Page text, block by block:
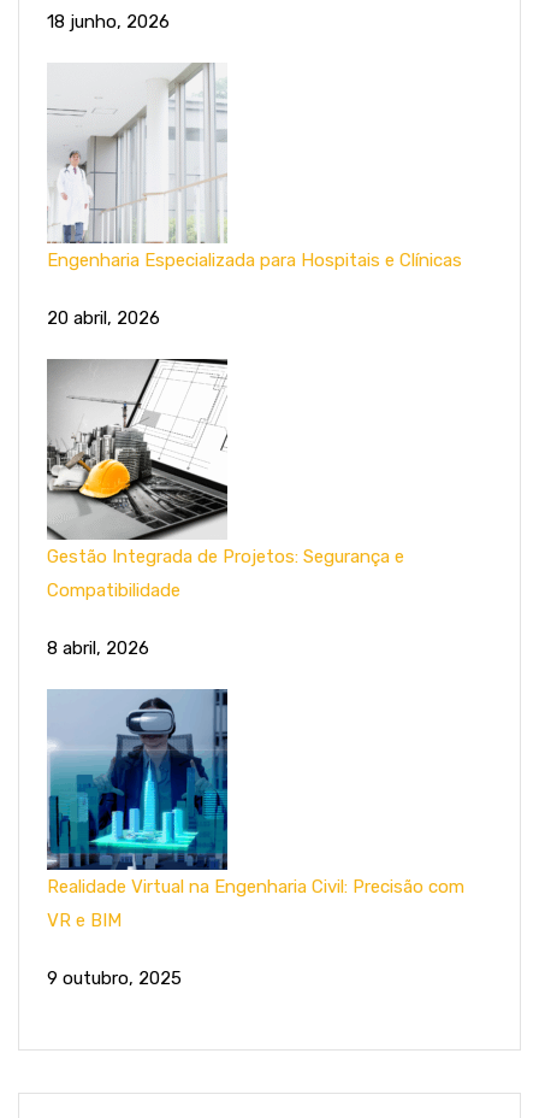
18 junho, 2026
Engenharia Especializada para Hospitais e Clínicas
20 abril, 2026
Gestão Integrada de Projetos: Segurança e
Compatibilidade
8 abril, 2026
Realidade Virtual na Engenharia Civil: Precisão com
VR e BIM
9 outubro, 2025